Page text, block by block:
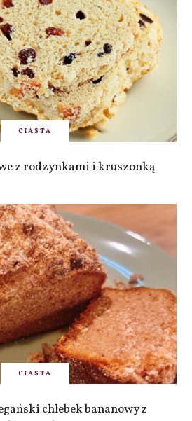
CIASTA
z rodzynkami i kruszonką
CIASTA
chlebek bananowy z